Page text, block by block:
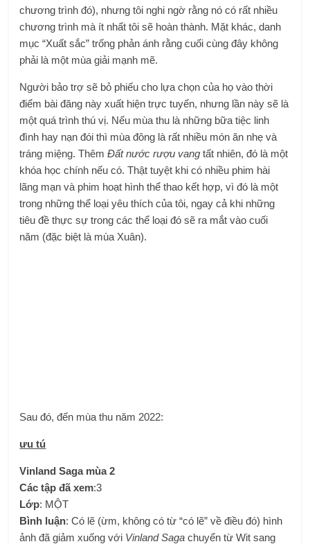
chương trình đó), nhưng tôi nghi ngờ rằng nó có rất nhiều
chương trình mà ít nhất tôi sẽ hoàn thành. Mặt khác, danh
mục “Xuất sắc” trống phản ánh rằng cuối cùng đây không
phải là một mùa giải mạnh mẽ.
Người bảo trợ sẽ bỏ phiếu cho lựa chọn của họ vào thời
điểm bài đăng này xuất hiện trực tuyến, nhưng lần này sẽ là
một quá trình thú vị. Nếu mùa thu là những bữa tiệc linh
đình hay nạn đói thì mùa đông là rất nhiều món ăn nhẹ và
tráng miệng. ThêmĐất nước rượu vang tất nhiên, đó là một
khóa học chính nếu có. Thật tuyệt khi có nhiều phim hài
lãng mạn và phim hoạt hình thể thao kết hợp, vì đó là một
trong những thể loại yêu thích của tôi, ngay cả khi những
tiêu đề thực sự trong các thể loại đó sẽ ra mắt vào cuối
năm (đặc biệt là mùa Xuân).
Sau đó, đến mùa thu năm 2022:
ưu tú
Vinland Saga mùa 2
Các tập đã xem:3
Lớp: MỘT
Bình luận: Có lẽ (ừm, không có từ “có lẽ” về điều đó) hình
ảnh đã giảm xuống với Vinland Saga chuyển từ Wit sang